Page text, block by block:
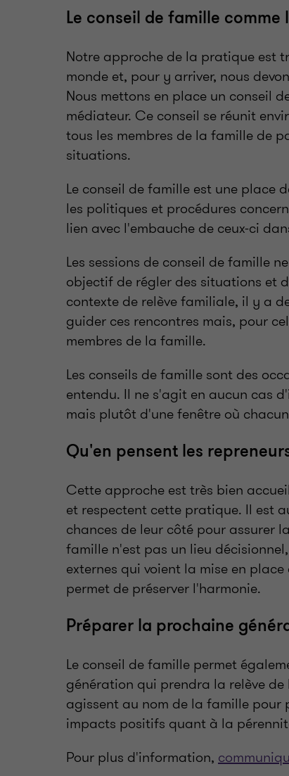
Le conseil de famille comme
Notre approche de la pratique est
monde et, pour y arriver, nous
Nous mettons en place un conseil
médiateur. Ce conseil se réunit
tous les membres de la famille de
situations.
Le conseil de famille est une place
les politiques et procédures
lien avec l'embauche de ceux-ci
Les sessions de conseil de famille
objectif de régler des situations et
contexte de relève familiale, il y a
guider ces rencontres mais, pour
membres de la famille.
Les conseils de famille sont des
entendu. Il ne s'agit en aucun cas
mais plutôt d'une fenêtre où
Qu'en pensent les
Cette approche est très bien
et respectent cette pratique. Il est
chances de leur côté pour assurer
famille n'est pas un lieu
externes qui voient la mise en
permet de préserver l'harmonie.
Préparer la prochaine
Le conseil de famille permet
génération qui prendra la relève
agissent au nom de la famille pour
impacts positifs quant à la
Pour plus d'information,